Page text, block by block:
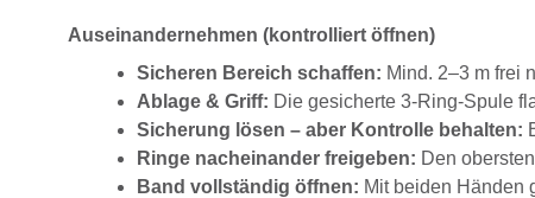
Auseinandernehmen (kontrolliert öffnen)
Sicheren Bereich schaffen: Mind. 2–3 m frei
Ablage & Griff: Die gesicherte 3-Ring-Spule
Sicherung lösen – aber Kontrolle behalten:
Ringe nacheinander freigeben: Den
Band vollständig öffnen: Mit beiden Händen